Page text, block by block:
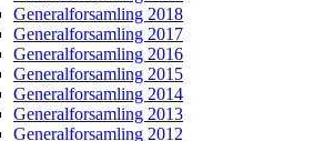
Generalforsamling 2018
Generalforsamling 2017
Generalforsamling 2016
Generalforsamling 2015
Generalforsamling 2014
Generalforsamling 2013
Generalforsamling 2012